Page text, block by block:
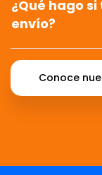
¿Qué hago
envío?
Conoce